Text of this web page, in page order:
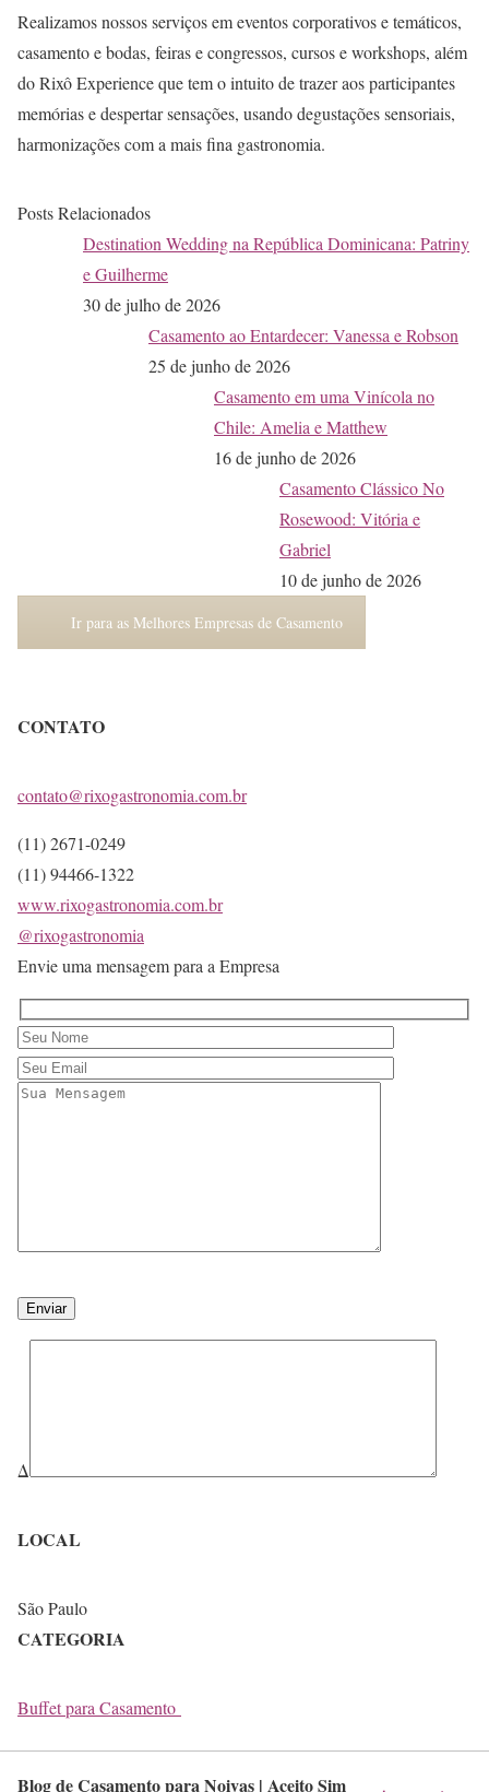
Realizamos nossos serviços em eventos corporativos e temáticos,
casamento e bodas, feiras e congressos, cursos e workshops, além
do Rixô Experience que tem o intuito de trazer aos participantes
memórias e despertar sensações, usando degustações sensoriais,
harmonizações com a mais fina gastronomia.
Posts Relacionados
Destination Wedding na República Dominicana: Patriny
e Guilherme
30 de julho de 2026
Casamento ao Entardecer: Vanessa e Robson
25 de junho de 2026
Casamento em uma Vinícola no
Chile: Amelia e Matthew
16 de junho de 2026
Casamento Clássico No
Rosewood: Vitória e
Gabriel
10 de junho de 2026
Ir para as Melhores Empresas de Casamento
CONTATO
contato@rixogastronomia.com.br
(11) 2671-0249
(11) 94466-1322
www.rixogastronomia.com.br
@rixogastronomia
Envie uma mensagem para a Empresa
Δ
LOCAL
São Paulo
CATEGORIA
Buffet para Casamento
Blog de Casamento para Noivas | Aceito Sim